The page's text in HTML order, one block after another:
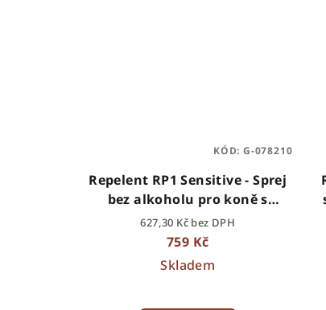
Repelent RP1 Sensitive - Sprej
bez alkoholu pro koně s
citlivou kůží, Láhev s
rozprašovačem 500ml
627,30 Kč bez DPH
759 Kč
Skladem
KÓD:G-078210